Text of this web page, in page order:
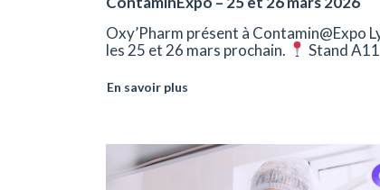
Oxy’Pharm présent à Contamin@Expo
les 25 et 26 mars prochain.
Stand A11
En savoir plus